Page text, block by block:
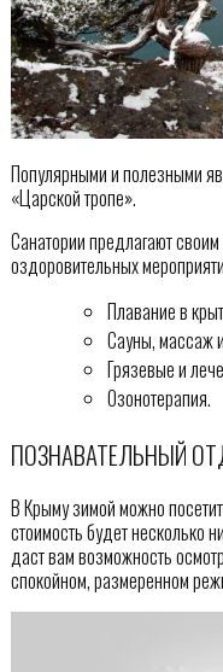
Популярными и полезными
«Царской тропе».
Санатории предлагают
оздоровительных
Плавание в
Сауны, массаж
Грязевые и
Озонотерапия.
ПОЗНАВАТЕЛЬНЫЙ
В Крыму зимой можно
стоимость будет несколько
даст вам возможность
спокойном, размеренном